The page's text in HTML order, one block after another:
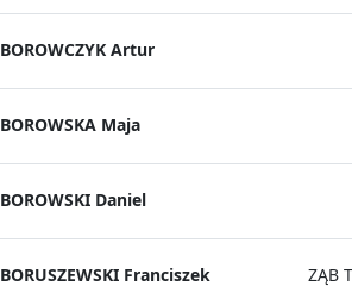
BOROWCZYK Artur
BOROWSKA Maja
BOROWSKI Daniel
BORUSZEWSKI Franciszek ZĄB